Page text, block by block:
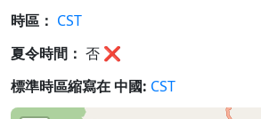
時區： CST
夏令時間： 否 ❌
標準時區縮寫在 中國: CST